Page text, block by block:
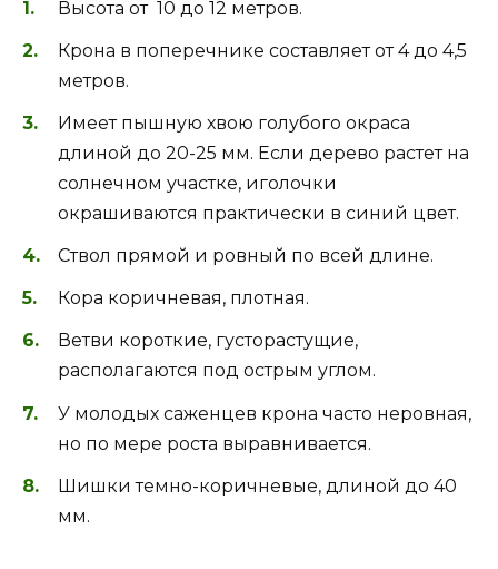
Высота от 10 до 12 метров.
Крона в поперечнике составляет от 4 до 4,5
метров.
Имеет пышную хвою голубого окраса
длиной до 20-25 мм. Если дерево растет на
солнечном участке, иголочки
окрашиваются практически в синий цвет.
Ствол прямой и ровный по всей длине.
Кора коричневая, плотная.
Ветви короткие, густорастущие,
располагаются под острым углом.
У молодых саженцев крона часто неровная,
но по мере роста выравнивается.
Шишки темно-коричневые, длиной до 40
мм.